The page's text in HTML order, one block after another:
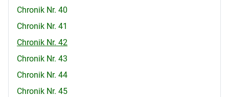
Chronik Nr. 40
Chronik Nr. 41
Chronik Nr. 42
Chronik Nr. 43
Chronik Nr. 44
Chronik Nr. 45